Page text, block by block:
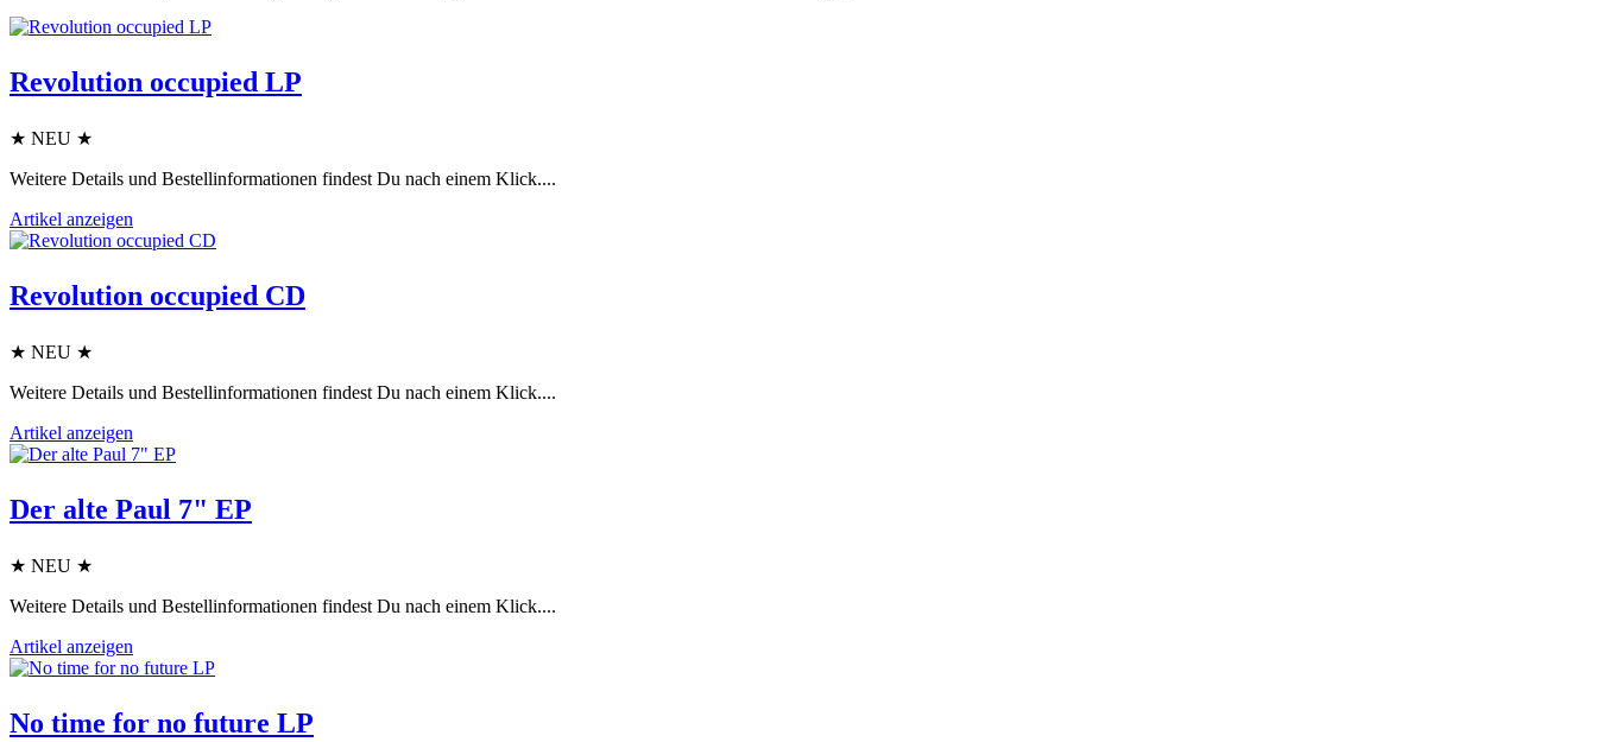
Revolution occupied LP
★ NEU ★
Weitere Details und Bestellinformationen findest Du nach einem Klick....
Artikel anzeigen
Revolution occupied CD
★ NEU ★
Weitere Details und Bestellinformationen findest Du nach einem Klick....
Artikel anzeigen
Der alte Paul 7" EP
★ NEU ★
Weitere Details und Bestellinformationen findest Du nach einem Klick....
Artikel anzeigen
No time for no future LP